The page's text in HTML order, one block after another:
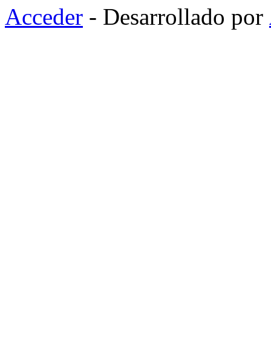
Acceder - Desarrollado por